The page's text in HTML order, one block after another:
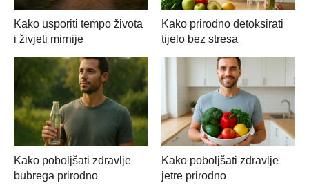
Kako usporiti tempo života
i živjeti mirnije
Kako prirodno detoksirati
tijelo bez stresa
Kako poboljšati zdravlje
bubrega prirodno
Kako poboljšati zdravlje
jetre prirodno